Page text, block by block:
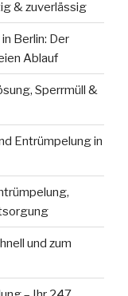
& zuverlässig
Berlin: Der
Ablauf
Sperrmüll &
Entrümpelung in
und zum